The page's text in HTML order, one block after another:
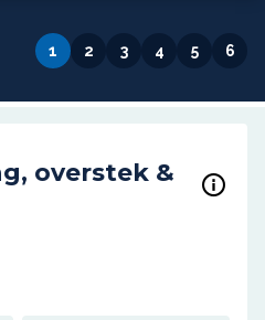
1 2 3 4 5 6
overstek &